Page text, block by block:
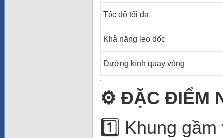
Tốc độ tối đa
Khả năng leo dốc
Đường kính quay vòng
⚙️ ĐẶC ĐIỂM
1️⃣ Khung